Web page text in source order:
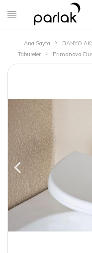
Ana Sayfa BANYO
Tabureler
Primanova